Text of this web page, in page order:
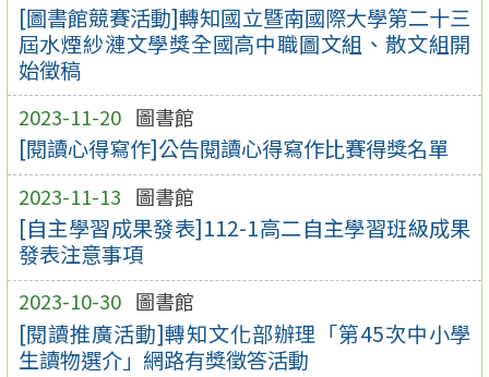
[圖書館競賽活動]轉知國立暨南國際大學第二十三
屆水煙紗漣文學獎全國高中職圖文組、散文組開
始徵稿
2023-11-20 圖書館
[閱讀心得寫作]公告閱讀心得寫作比賽得獎名單
2023-11-13 圖書館
[自主學習成果發表]112-1高二自主學習班級成果
發表注意事項
2023-10-30 圖書館
[閱讀推廣活動]轉知文化部辦理「第45次中小學
生讀物選介」網路有獎徵答活動